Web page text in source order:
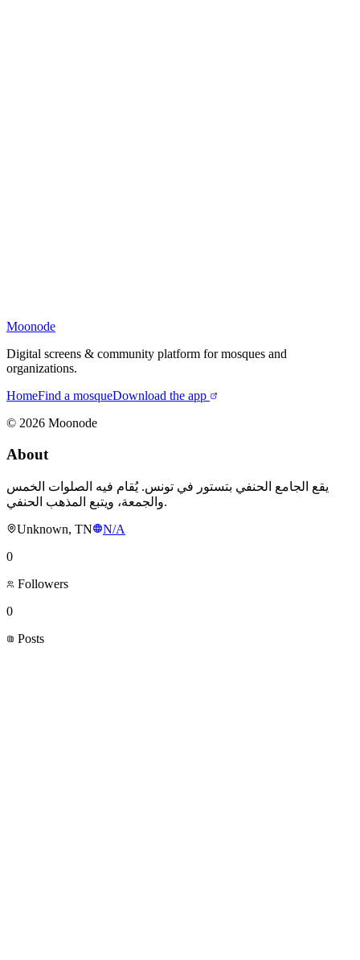
Moonode
Digital screens & community platform for mosques and
organizations.
HomeFind a mosqueDownload the app
© 2026 Moonode
About
يقع الجامع الحنفي بتستور في تونس. يُقام فيه الصلوات الخمس
والجمعة، ويتبع المذهب الحنفي.
Unknown, TN
N/A
0
Followers
0
Posts